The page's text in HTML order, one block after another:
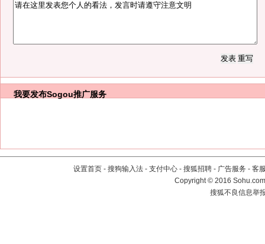
我要发布Sogou推广服务
设置首页 - 搜狗输入法 - 支付中心 - 搜狐招聘 - 广告服务 - 客
Copyright©2016
搜狐不良信息举